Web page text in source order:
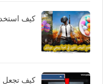
كيف
كيف تجعل